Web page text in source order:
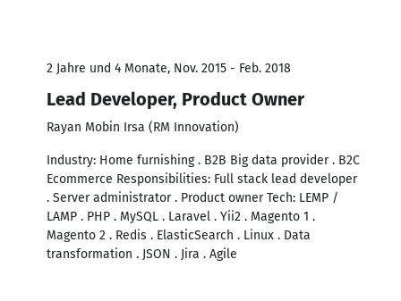
2 Jahre und 4 Monate, Nov. 2015 - Feb. 2018
Lead Developer, Product Owner
Rayan Mobin Irsa (RM Innovation)
Industry: Home furnishing . B2B Big data provider . B2C
Ecommerce Responsibilities: Full stack lead developer
. Server administrator . Product owner Tech: LEMP /
LAMP . PHP . MySQL . Laravel . Yii2 . Magento 1 .
Magento 2 . Redis . ElasticSearch . Linux . Data
transformation . JSON . Jira . Agile